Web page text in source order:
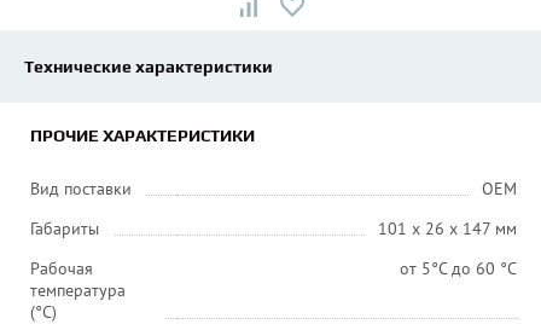
Технические характеристики
ПРОЧИЕ ХАРАКТЕРИСТИКИ
Вид поставки
OEM
Габариты
101 x 26 x 147 мм
Рабочая
температура
(°C)
от 5°C до 60 °C